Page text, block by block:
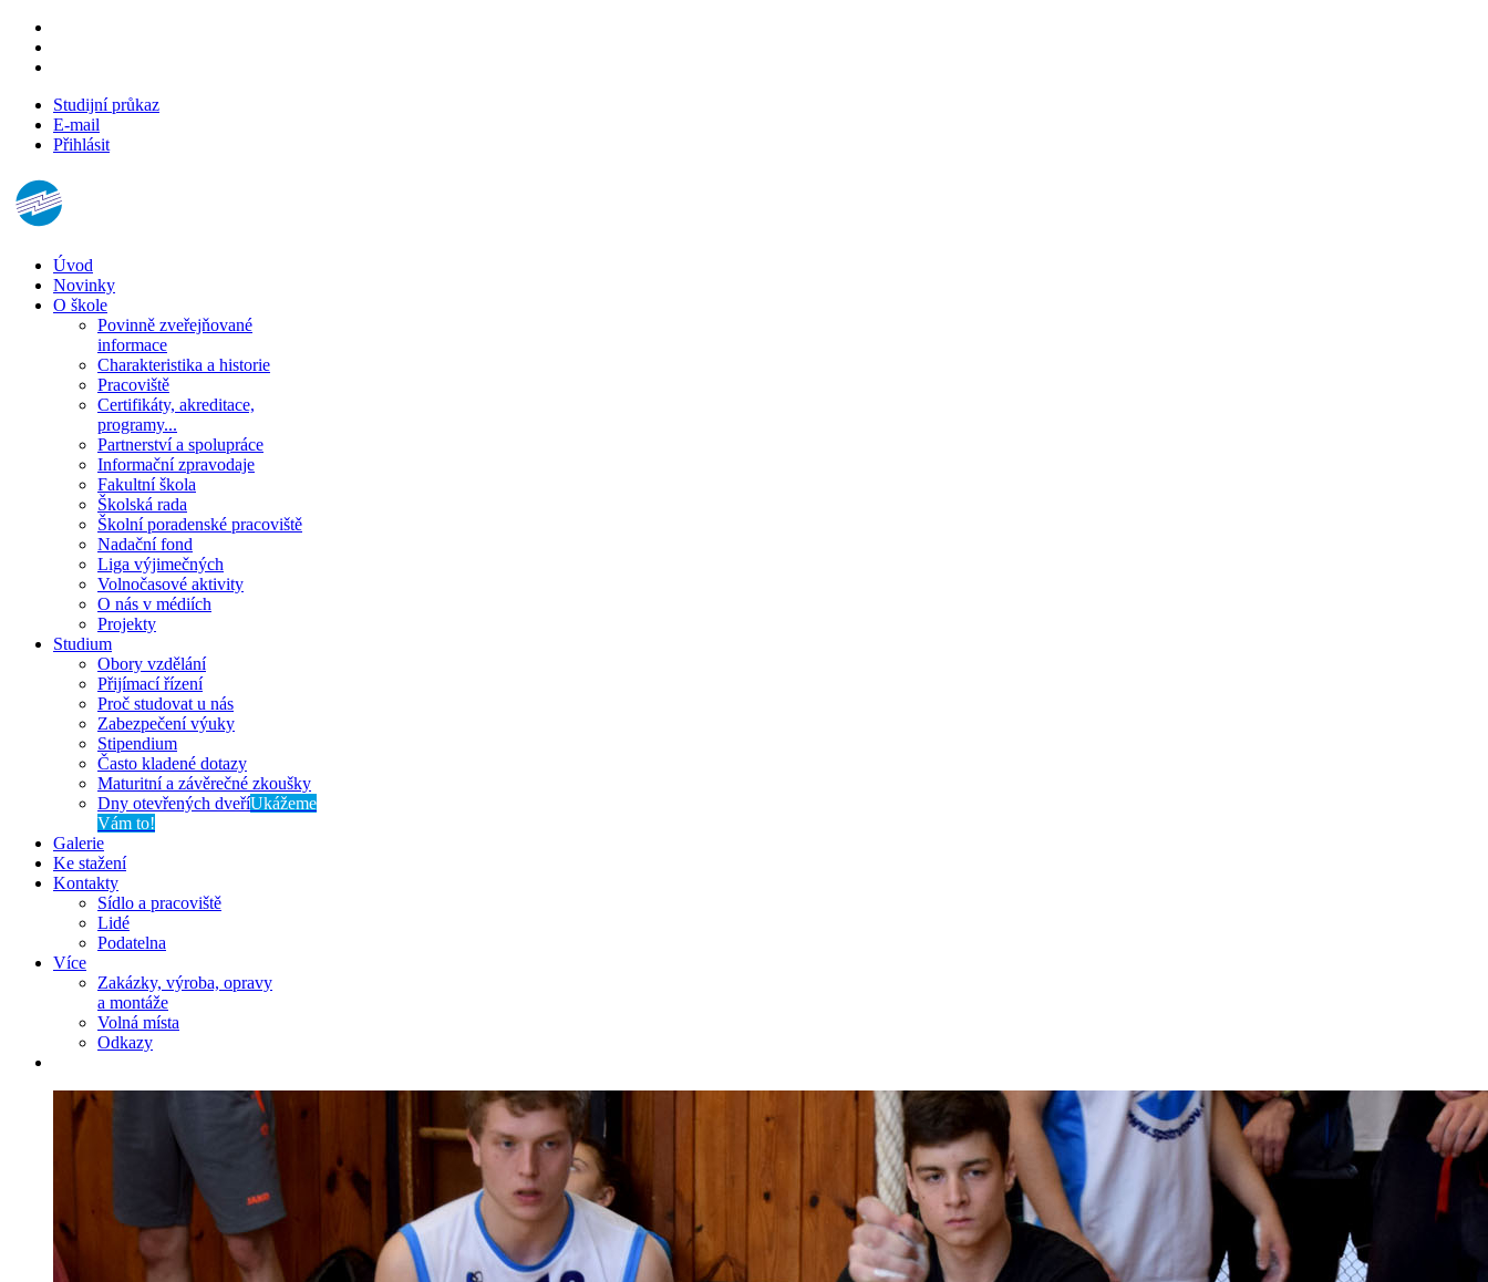
Studijní průkaz
E-mail
Přihlásit
Úvod
Novinky
O škole
Povinně zveřejňované
informace
Charakteristika a historie
Pracoviště
Certifikáty, akreditace,
programy...
Partnerství a spolupráce
Informační zpravodaje
Fakultní škola
Školská rada
Školní poradenské pracoviště
Nadační fond
Liga výjimečných
Volnočasové aktivity
O nás v médiích
Projekty
Studium
Obory vzdělání
Přijímací řízení
Proč studovat u nás
Zabezpečení výuky
Stipendium
Často kladené dotazy
Maturitní a závěrečné zkoušky
Dny otevřených dveříUkážeme
Vám to!
Galerie
Ke stažení
Kontakty
Sídlo a pracoviště
Lidé
Podatelna
Více
Zakázky, výroba, opravy
a montáže
Volná místa
Odkazy